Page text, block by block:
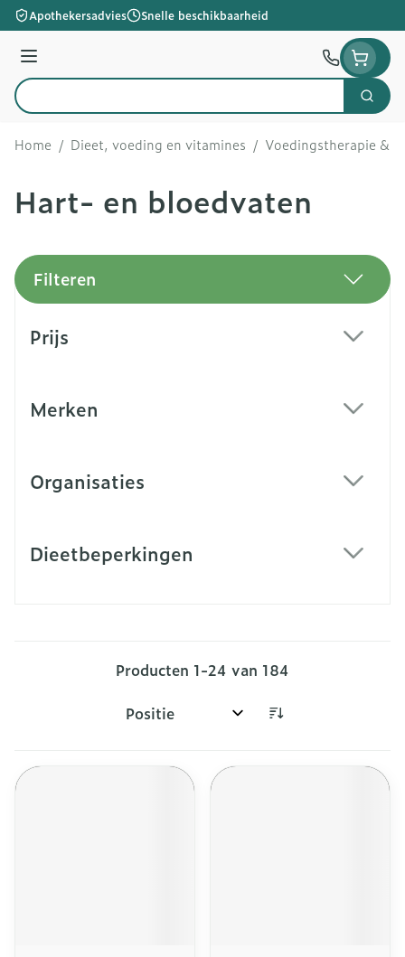
Ga naar de inhoud
Apothekersadvies Snelle beschikbaarheid
Menu
Product, merk, categorie...
Zoek
Home / Dieet, voeding en vitamines / Voedingstherapie &
Hart- en bloedvaten
Filteren
Prijs
Merken
Organisaties
Dieetbeperkingen
Producten 1-24 van 184
Sorteer op: